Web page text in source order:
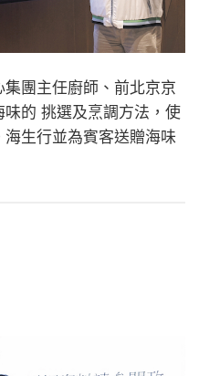
團主任廚師、前北京京
的 挑選及烹調方法，使
生行並為賓客送贈海味